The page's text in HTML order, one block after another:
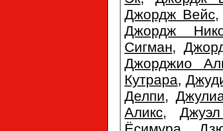
Джордж Вейс
Джордж
Сигман,
Джорджио
Кутрара,
Делпи,
Аликс,